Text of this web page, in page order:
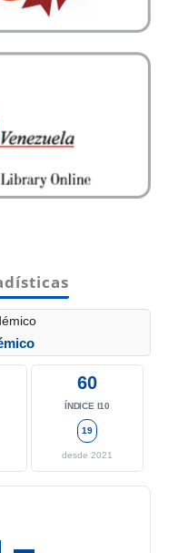
60
ÍNDICE I10
19
desde 2021